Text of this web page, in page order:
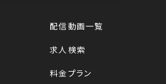
配信動画一覧
求人検索
料金プラン